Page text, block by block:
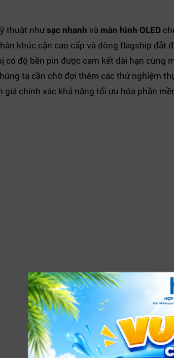
thuật nhưsạc nhanh và màn hình OLED
khúc cận cao cấp và dòng flagship đắt
có độ bền pin được cam kết dài hạn cùng
ta cần chờ đợi thêm các thử nghiệm
chính xác khả năng tối ưu hóa phần